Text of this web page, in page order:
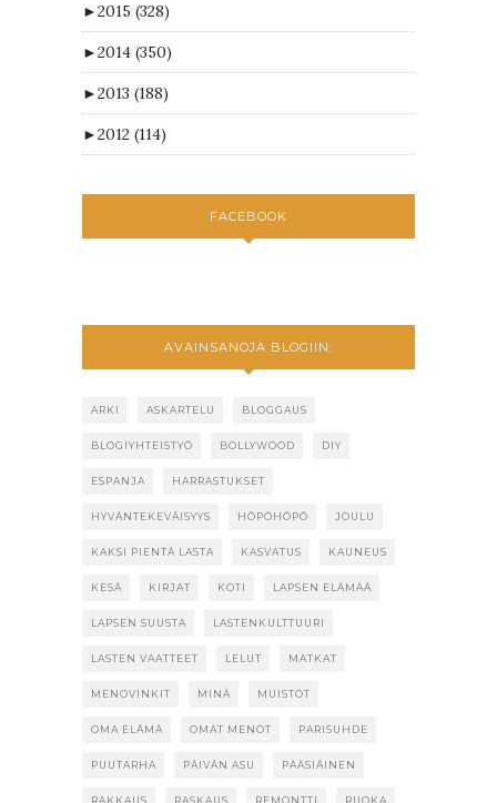
►2015 (328)
►2014 (350)
►2013 (188)
►2012 (114)
FACEBOOK
AVAINSANOJA BLOGIIN:
ARKI ASKARTELU BLOGGAUS
BLOGIYHTEISTYÖ BOLLYWOOD DIY
ESPANJA HARRASTUKSET
HYVÄNTEKEVÄISYYS HÖPÖHÖPÖ JOULU
KAKSI PIENTÄ LASTA KASVATUS KAUNEUS
KESÄ KIRJAT KOTI LAPSEN ELÄMÄÄ
LAPSEN SUUSTA LASTENKULTTUURI
LASTEN VAATTEET LELUT MATKAT
MENOVINKIT MINÄ MUISTOT
OMA ELÄMÄ OMAT MENOT PARISUHDE
PUUTARHA PÄIVÄN ASU PÄÄSIÄINEN
RAKKAUS RASKAUS REMONTTI RUOKA